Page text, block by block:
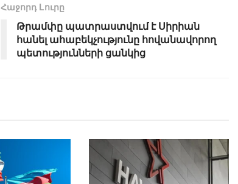
Հաջորդ Lուրը
Թրամփը պատրաստվում է Սիրիան
հանել ահաբեկչությունը հովանավորող
պետությունների ցանկից